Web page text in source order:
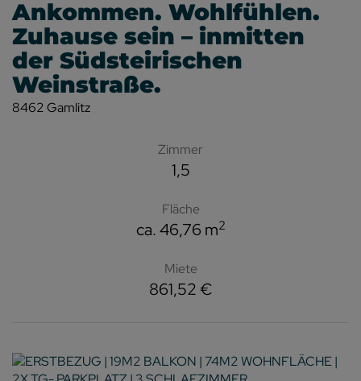
Ankommen. Wohlfühlen.
Zuhause sein – inmitten
der Südsteirischen
Weinstraße.
8462 Gamlitz
Zimmer
1,5
Fläche
ca. 46,76 m2
Miete
861,52 €